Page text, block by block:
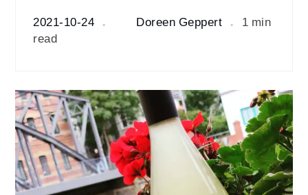
2021-10-24 Doreen Geppert
1 min
read